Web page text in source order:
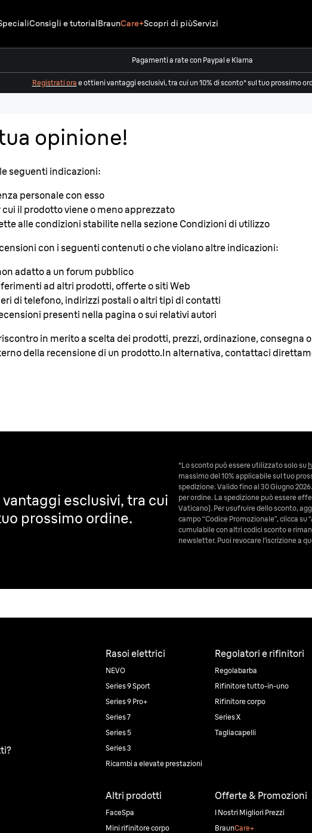
Consigli e tutorialBraunCare+Scopri di piùServizi
Pagamenti a rate con Paypal e Klarna
Registrati ora e ottieni vantaggi esclusivi, tra cui un 10% di sconto* sul tuo prossimo
opinione!
seguenti indicazioni:
personale con esso
il prodotto viene o meno apprezzato
alle condizioni stabilite nella sezione Condizioni di utilizzo
con i seguenti contenuti o che violano altre indicazioni:
adatto a un forum pubblico
ad altri prodotti, offerte o siti Web
di telefono, indirizzi postali o altri tipi di contatti
presenti nella pagina o sui relativi autori
in merito a scelta dei prodotti, prezzi, ordinazione, consegna
della recensione di un prodotto.In alternativa, contattaci
esclusivi, tra cui
prossimo ordine.
*Lo sconto può essere utilizzato solo su
massimo del 10% applicabile sul tuo
spedizione. Valido fino al 30 Giugno
per ordine. La spedizione può essere
Vaticano). Per usufruire dello sconto,
campo “Codice Promozionale”, clicca
cumulabile con altri codici sconto e
newsletter. Puoi revocare l’iscrizione a
Rasoi elettrici
NEVO
Series 9 Sport
Series 9 Pro+
Series 7
Series 5
Series 3
Ricambi a elevate prestazioni
Regolatori e rifinitori
Regolabarba
Rifinitore tutto-in-uno
Rifinitore corpo
Series X
Tagliacapelli
Altri prodotti
FaceSpa
Mini rifinitore corpo
Offerte & Promozioni
I Nostri Migliori Prezzi
BraunCare+